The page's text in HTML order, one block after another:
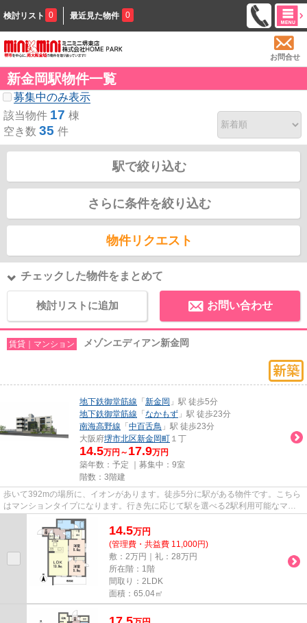
検討リスト 0 最近見た物件 0
お問合せ
新金岡駅物件一覧
募集中のみ表示
該当物件 17 棟
空き数 35 件
駅で絞り込む
さらに条件を絞り込む
物件リクエスト
チェックした物件をまとめて
検討リストに追加 お問い合わせ
賃貸｜マンション メゾンエディアン新金岡
地下鉄御堂筋線 「 新金岡 」駅 徒歩5分
地下鉄御堂筋線 「 なかもず 」駅 徒歩23分
南海高野線 「 中百舌鳥 」駅 徒歩23分
大阪府堺市北区新金岡町 １丁
14.5万円～ 17.9万円
築年数：予定 ｜募集中： 9室
階数：3階建
歩いて392mの場所に、イオンがあります。徒歩5分に駅がある物件です。こちら
はマンションタイプになります。行き先に応じて駅を選べる2駅利用可能なマン
ションです。できるだけ早めに...
14.5万円
(管理費・共益費 11,000円)
敷：2万円｜礼：28万円
所在階：1階
間取り：2LDK
面積：65.04㎡